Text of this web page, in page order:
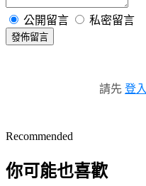
公開留言 私密留言
發佈留言
請先 登入
Recommended
你可能也喜歡